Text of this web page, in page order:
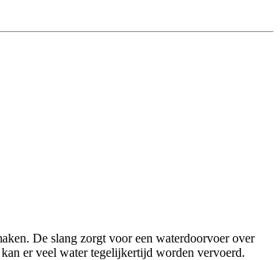
De slang zorgt voor een waterdoorvoer over
er veel water tegelijkertijd worden vervoerd.